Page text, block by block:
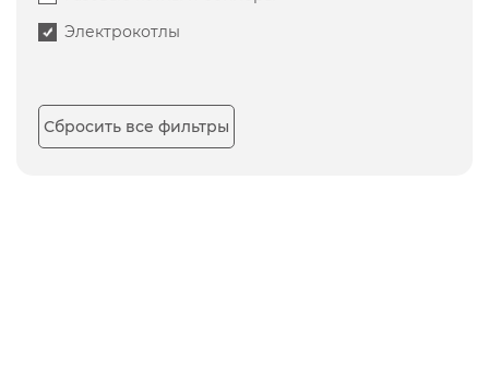
Электрокотлы
Сбросить все фильтры